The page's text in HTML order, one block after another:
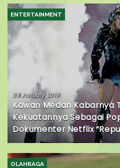
ENTERTAINMENT
03 January 2019
Kawan Medan Kabarnya
Kekuatannya Sebagai
Dokumenter Netflix
OLAHRAGA